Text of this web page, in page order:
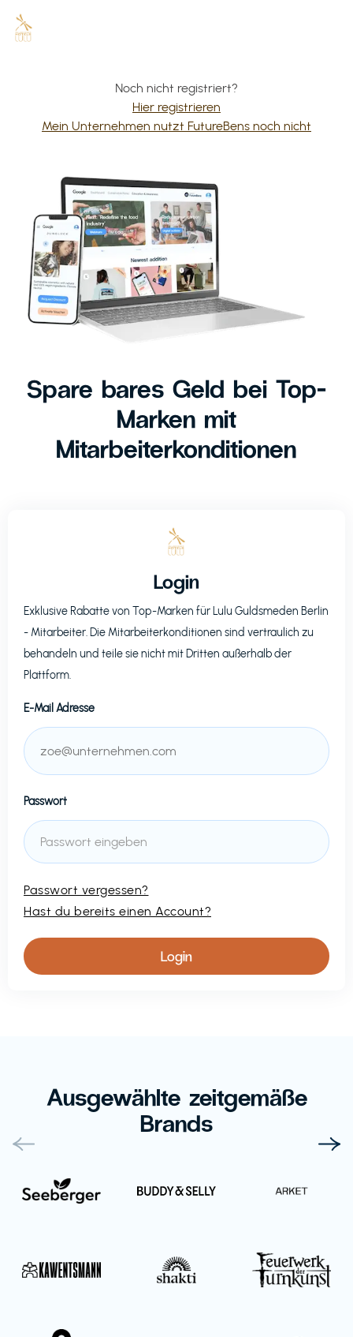
Noch nicht registriert?
Hier registrieren
Mein Unternehmen nutzt FutureBens noch nicht
Spare bares Geld bei Top-
Marken mit
Mitarbeiterkonditionen
Login
Exklusive Rabatte von Top-Marken für Lulu Guldsmeden Berlin
- Mitarbeiter. Die Mitarbeiterkonditionen sind vertraulich zu
behandeln und teile sie nicht mit Dritten außerhalb der
Plattform.
E-Mail Adresse
Passwort
Passwort vergessen?
Hast du bereits einen Account?
Ausgewählte zeitgemäße
Brands